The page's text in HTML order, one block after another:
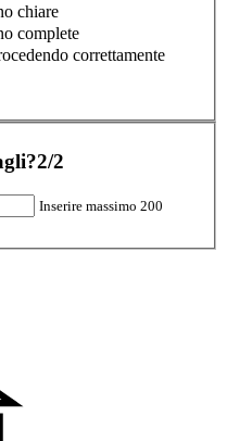
chiare
complete
correttamente
2/2
Inserire massimo 200